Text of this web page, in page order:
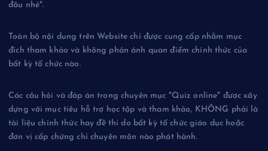
đâu nhé".
Toàn bộ nội dung trên Website chỉ được cung cấp nhằm mục
đích tham khảo và không phản ánh quan điểm chính thức của
bất kỳ tổ chức nào.
Các câu hỏi và đáp án trong chuyên mục "Quiz online" được xây
dựng với mục tiêu hỗ trợ học tập và tham khảo, KHÔNG phải là
tài liệu chính thức hay đề thi do bất kỳ tổ chức giáo dục hoặc
đơn vị cấp chứng chỉ chuyên môn nào phát hành.